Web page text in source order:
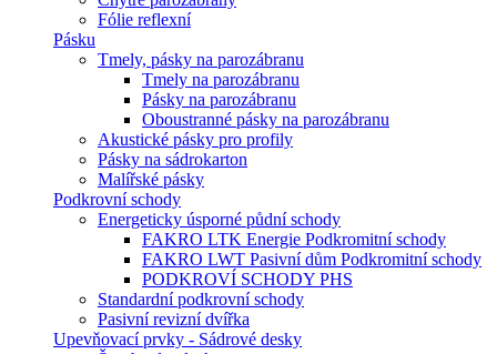
Fólie reflexní
Pásku
Tmely, pásky na parozábranu
Tmely na parozábranu
Pásky na parozábranu
Oboustranné pásky na parozábranu
Akustické pásky pro profily
Pásky na sádrokarton
Malířské pásky
Podkrovní schody
Energeticky úsporné půdní schody
FAKRO LTK Energie Podkromitní schody
FAKRO LWT Pasivní dům Podkromitní schody
PODKROVÍ SCHODY PHS
Standardní podkrovní schody
Pasivní revizní dvířka
Upevňovací prvky - Sádrové desky